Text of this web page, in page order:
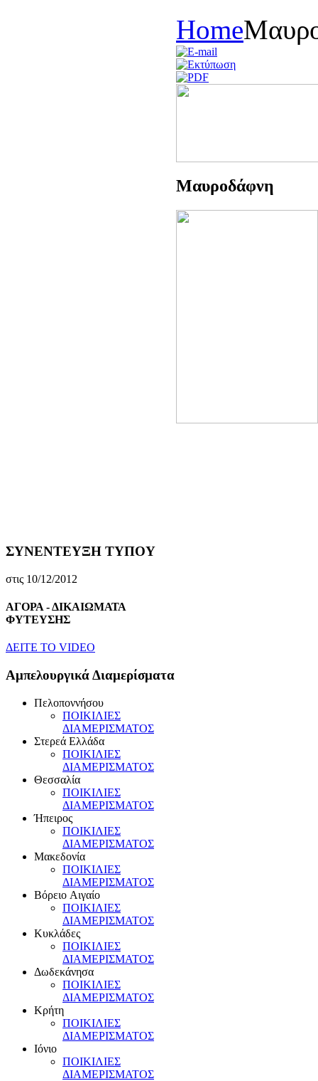
Home
Μαυροδάφνη
ΣΥΝΕΝΤΕΥΞΗ ΤΥΠΟΥ
στις 10/12/2012
ΑΓΟΡΑ - ΔΙΚΑΙΩΜΑΤΑ
ΦΥΤΕΥΣΗΣ
ΔEITE TO VIDEO
Αμπελουργικά Διαμερίσματα
Πελοποννήσου
ΠOIKIΛIEΣ
ΔIAMEPIΣMATOΣ
Στερεά Eλλάδα
ΠOIKIΛIEΣ
ΔIAMEPIΣMATOΣ
Θεσσαλία
ΠOIKIΛIEΣ
ΔIAMEPIΣMATOΣ
Ήπειρος
ΠOIKIΛIEΣ
ΔIAMEPIΣMATOΣ
Mακεδονία
ΠOIKIΛIEΣ
ΔIAMEPIΣMATOΣ
Bόρειο Aιγαίο
ΠOIKIΛIEΣ
ΔIAMEPIΣMATOΣ
Kυκλάδες
ΠOIKIΛIEΣ
ΔIAMEPIΣMATOΣ
Δωδεκάνησα
ΠOIKIΛIEΣ
ΔIAMEPIΣMATOΣ
Kρήτη
ΠOIKIΛIEΣ
ΔIAMEPIΣMATOΣ
Iόνιο
ΠOIKIΛIEΣ
ΔIAMEPIΣMATOΣ